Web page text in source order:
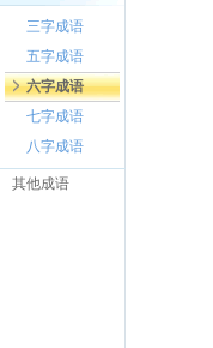
三字成语
五字成语
六字成语
七字成语
八字成语
其他成语